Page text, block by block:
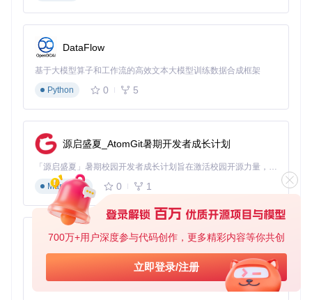
700万+用户深度参与代码创作，更多精彩内容等你共创
立即登录/注册
编译验证：成功后会在当前目录生成palera1n可执行文件。
2️⃣ 设备连接与DFU模式进入
DFU模式（设备固件升级模式）是越狱的关键步骤，以下是精
确操作流程：
使用USB-A数据线连接设备到电脑
执行DFU助手命令：
根据终端提示操作：
同时按住电源键和音量减键10秒
松开电源键，继续按住音量减键5秒
设备屏幕变黑表示成功进入
DataFlow
基于大模型算子和工作流的高效文本大模型训练数据合成框架
Python
0 5
源启盛夏_AtomGit暑期开发者成长计划
「源启盛夏」暑期校园开发者成长计划旨在激活校园开源力量，通过积分激励、认证扶持、资源倾斜等形式，引导高校组织和开发者完成「入驻 — 建项目 — 做贡献 — 获认证 — 得资源」的完整闭环。无论你是想带领社团入驻平台的组织者，还是希望用代码贡献证明自己的开发者，都能在这里找到属于你的成长路径。
Markdown
0 1
py-xiaozhi
基于Python的Xiaozhi AI，适用于想要完整Xiaozhi体验而无需拥有专用硬件的用户。
Python
0 1